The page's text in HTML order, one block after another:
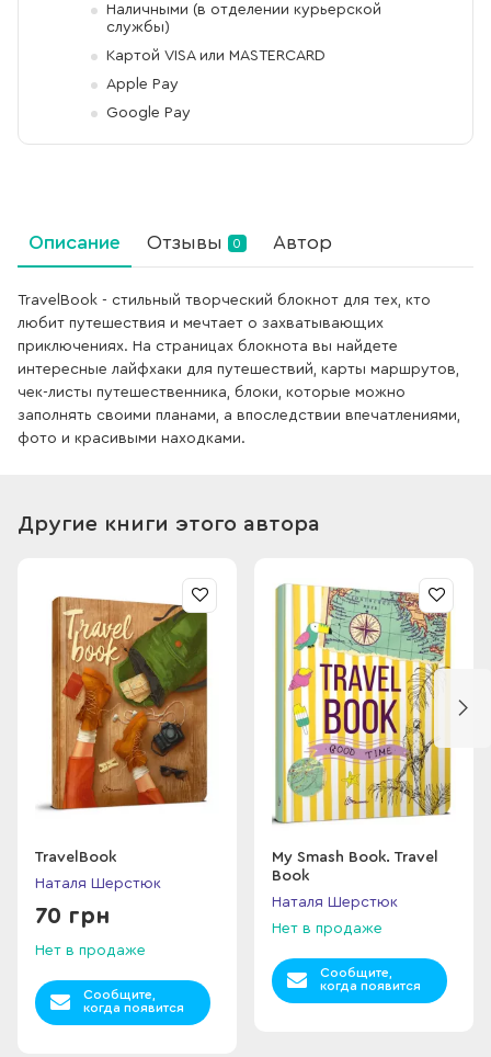
Наличными (в отделении курьерской
службы)
Картой VISA или MASTERCARD
Apple Pay
Google Pay
Описание Отзывы 0 Автор
TravelBook - стильный творческий блокнот для тех, кто
любит путешествия и мечтает о захватывающих
приключениях. На страницах блокнота вы найдете
интересные лайфхаки для путешествий, карты маршрутов,
чек-листы путешественника, блоки, которые можно
заполнять своими планами, а впоследствии впечатлениями,
фото и красивыми находками.
Другие книги этого автора
TravelBook
Наталя Шерстюк
70 грн
Нет в продаже
Сообщите,
когда появится
My Smash Book. Travel
Book
Наталя Шерстюк
Нет в продаже
Сообщите,
когда появится